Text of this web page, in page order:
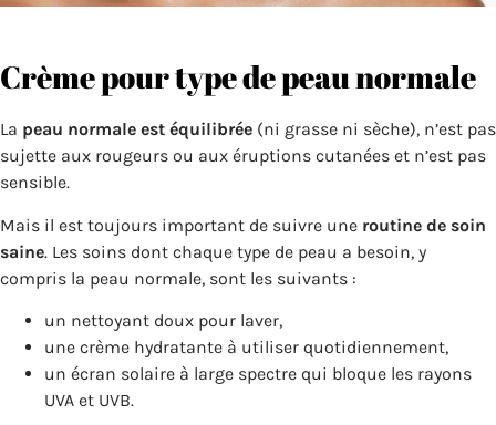
Crème pour type de peau normale
La peau normale est équilibrée (ni grasse ni sèche), n’est pas
sujette aux rougeurs ou aux éruptions cutanées et n’est pas
sensible.
Mais il est toujours important de suivre une routine de soin
saine. Les soins dont chaque type de peau a besoin, y
compris la peau normale, sont les suivants :
un nettoyant doux pour laver,
une crème hydratante à utiliser quotidiennement,
un écran solaire à large spectre qui bloque les rayons
UVA et UVB.